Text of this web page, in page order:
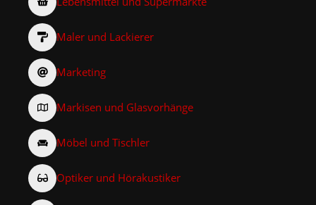
Maler und Lackierer
Marketing
Markisen und Glasvorhänge
Möbel und Tischler
Optiker und Hörakustiker